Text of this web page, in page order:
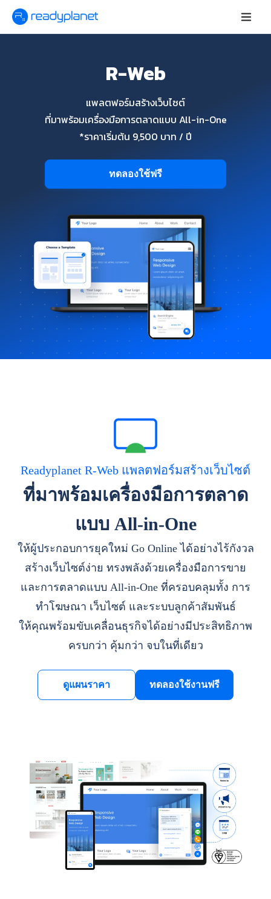
R-Web
แพลตฟอร์มสร้างเว็บไซต์
ที่มาพร้อมเครื่องมือการตลาดแบบ All-in-One
*ราคาเริ่มต้น 9,500 บาท / ปี
ทดลองใช้ฟรี
Readyplanet R-Web แพลตฟอร์มสร้างเว็บไซต์
ที่มาพร้อมเครื่องมือการตลาด
แบบ All-in-One
ให้ผู้ประกอบการยุคใหม่ Go Online ได้อย่างไร้กังวล
สร้างเว็บไซต์ง่าย ทรงพลังด้วยเครื่องมือการขาย
และการตลาดแบบ All-in-One ที่ครอบคลุมทั้ง การ
ทำโฆษณา เว็บไซต์ และระบบลูกค้าสัมพันธ์
ให้คุณพร้อมขับเคลื่อนธุรกิจได้อย่างมีประสิทธิภาพ
ครบกว่า คุ้มกว่า จบในที่เดียว
ดูแผนราคา ทดลองใช้งานฟรี